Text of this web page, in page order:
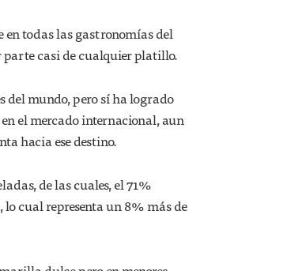
en todas las gastronomías del
casi de cualquier platillo.
del mundo, pero sí ha logrado
el mercado internacional, aun
hacia ese destino.
de las cuales, el 71%
cual representa un 8% más de